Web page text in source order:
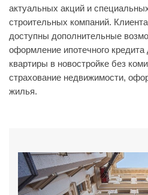
актуальных акций и
строительных компаний.
доступны дополнительные
оформление ипотечного кредита
квартиры в новостройке без
страхование недвижимости,
жилья.